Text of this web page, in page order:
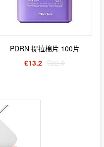
PDRN 提拉棉片 100片
£13.2 £22.0